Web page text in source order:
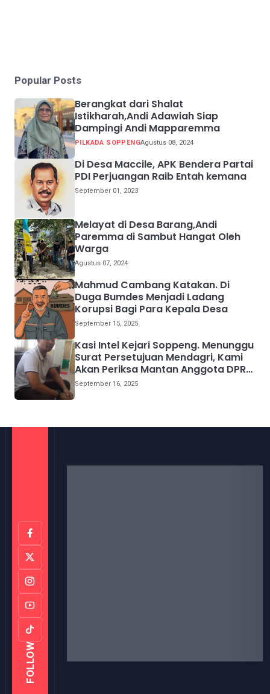
Popular Posts
Berangkat dari Shalat
Istikharah,Andi Adawiah Siap
Dampingi Andi Mapparemma
PILKADA SOPPENGAgustus 08, 2024
Di Desa Maccile, APK Bendera Partai
PDI Perjuangan Raib Entah kemana
September 01, 2023
Melayat di Desa Barang,Andi
Paremma di Sambut Hangat Oleh
Warga
Agustus 07, 2024
Mahmud Cambang Katakan. Di
Duga Bumdes Menjadi Ladang
Korupsi Bagi Para Kepala Desa
September 15, 2025
Kasi Intel Kejari Soppeng. Menunggu
Surat Persetujuan Mendagri, Kami
Akan Periksa Mantan Anggota DPRD
Provinsi Sulsel
September 16, 2025
FOLLOW